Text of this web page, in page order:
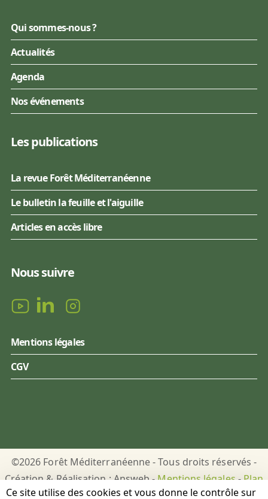
Qui sommes-nous ?
Actualités
Agenda
Nos événements
Les publications
La revue Forêt Méditerranéenne
Le bulletin la feuille et l'aiguille
Articles en accès libre
Nous suivre
Mentions légales
CGV
©2026 Forêt Méditerranéenne - Tous droits réservés -
Création & Réalisation : Answeb -Mentions légales-Plan
du site-Gestion des cookies
Ce site utilise des cookies et vous donne le contrôle sur